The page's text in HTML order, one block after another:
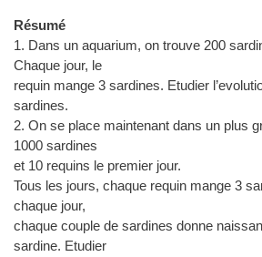
Résumé
1. Dans un aquarium, on trouve 200
Chaque jour, le
requin mange 3 sardines. Etudier
sardines.
2. On se place maintenant dans un plus
1000 sardines
et 10 requins le premier jour.
Tous les jours, chaque requin mange 3
chaque jour,
chaque couple de sardines donne
sardine. Etudier